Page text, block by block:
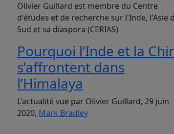
Olivier Guillard est membre du Centre
d'études et de recherche sur l'Inde, l'Asie
Sud et sa diaspora (CERIAS)
Pourquoi l’Inde et la
s’affrontent dans
l’Himalaya
L'actualité vue par Olivier Guillard, 29 juin
2020, Mark Bradley